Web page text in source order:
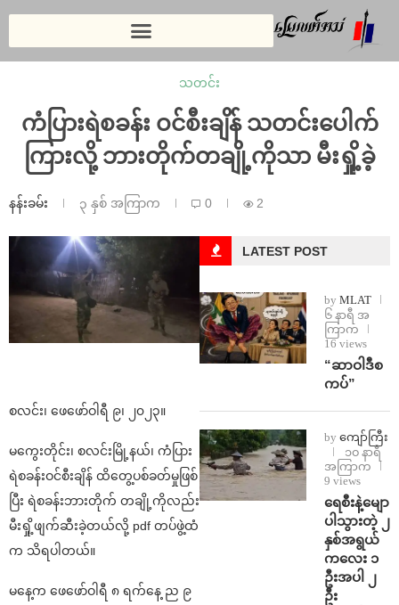
သတင်း
ကံပြားရဲစခန်း ဝင်စီးချိန် သတင်းပေါက်
ကြားလို့ ဘားတိုက်တချို့ကိုသာ မီးရှို့ခဲ့
နန်းခမ်း ၃ နှစ် အကြာက 0 2
စလင်း၊ ဖေဖော်ဝါရီ ၉၊ ၂၀၂၃။
မကွေးတိုင်း၊ စလင်းမြို့နယ်၊ ကံပြား
ရဲစခန်းဝင်စီးချိန် ထိတွေ့ပစ်ခတ်မှုဖြစ်
ပြီး ရဲစခန်းဘားတိုက် တချို့ကိုလည်း
မီးရှို့ဖျက်ဆီးခဲ့တယ်လို့ pdf တပ်ဖွဲ့ထံ
က သိရပါတယ်။
မနေ့က ဖေဖော်ဝါရီ ၈ ရက်နေ့ ည ၉
LATEST POST
by MLAT
၆ နာရီ အ
ကြာက
16 views
“ဆာဝါဒီစ
ကပ်”
by ကျော်ကြီး
၁၀ နာရီ
အကြာက
9 views
ရေစီးနဲ့မျော
ပါသွားတဲ့ ၂
နှစ်အရွယ်
ကလေး ၁
ဦးအပါ ၂
ဦး